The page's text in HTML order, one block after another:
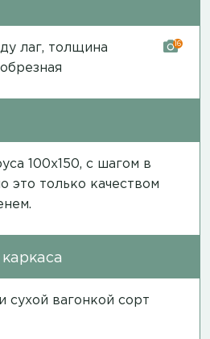
лаг, толщина
16
100х150, с шагом в
это только качеством
сухой вагонкой сорт